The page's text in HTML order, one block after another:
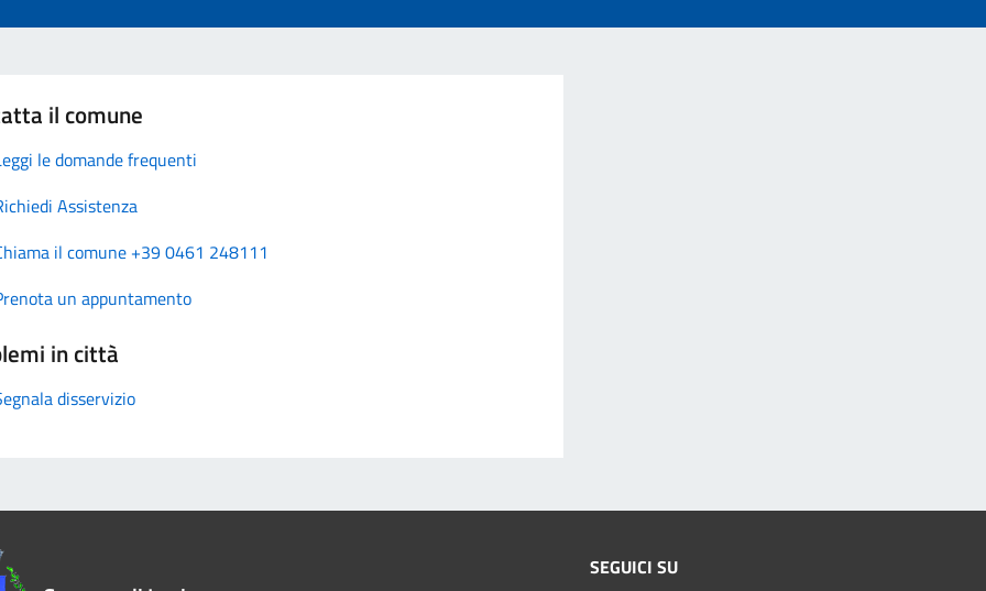
il comune
le domande frequenti
Assistenza
il comune +39 0461 248111
un appuntamento
in città
disservizio
SEGUICI SU